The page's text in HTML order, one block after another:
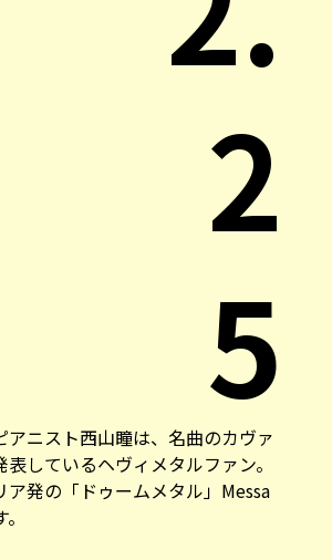
2
5
アニスト西山瞳は、名曲のカヴァ
しているヘヴィメタルファン。
ア発の「ドゥームメタル」Messa